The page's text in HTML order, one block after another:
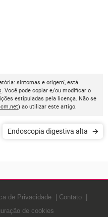
sintomas e origem', está
. Você pode copiar e/ou modificar o
estipuladas pela licença. Não se
) ao utilizar este artigo.
Endoscopia digestiva alta
de Privacidade
Contato
de cookies